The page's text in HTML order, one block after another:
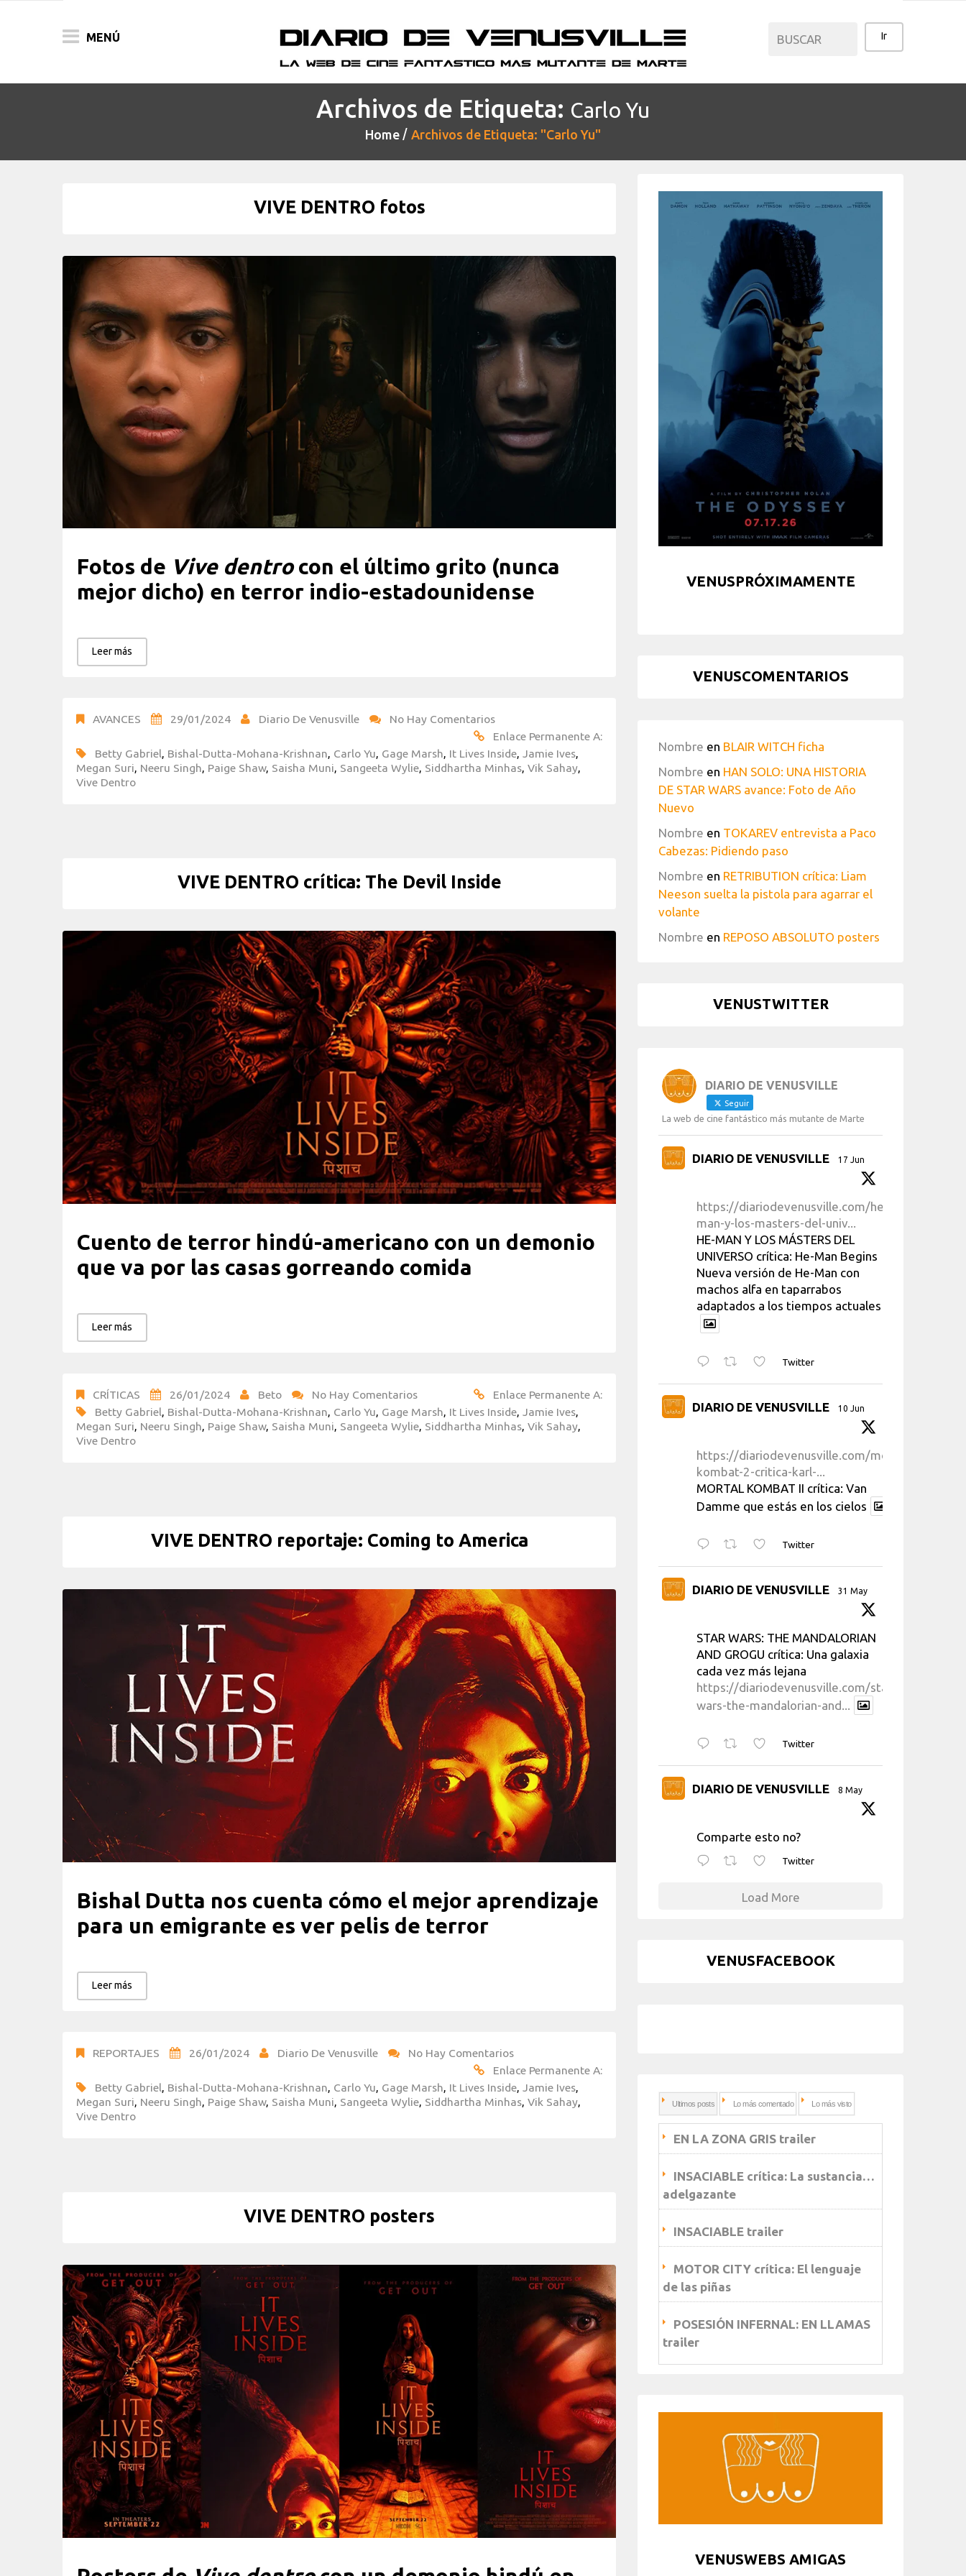
MENÚ
Archivos de Etiqueta: Carlo Yu
Home Archivos de Etiqueta: "Carlo Yu"
VIVE DENTRO fotos
Fotos de Vive dentrocon el último grito (nunca
mejor dicho) en terror indio-estadounidense
Leer más
AVANCES 29/01/2024 Diario De Venusville
No Hay Comentarios
Enlace Permanente A:
Betty Gabriel, Bishal-Dutta-Mohana-Krishnan, Carlo Yu, Gage Marsh, It Lives Inside, Jamie Ives,
Megan Suri, Neeru Singh, Paige Shaw, Saisha Muni, Sangeeta Wylie, Siddhartha Minhas, Vik Sahay,
Vive Dentro
VIVE DENTRO crítica: The Devil Inside
Cuento de terror hindú-americano con un demonio
que va por las casas gorreando comida
Leer más
CRÍTICAS 26/01/2024 Beto No Hay Comentarios
Enlace Permanente A:
Betty Gabriel, Bishal-Dutta-Mohana-Krishnan, Carlo Yu, Gage Marsh, It Lives Inside, Jamie Ives,
Megan Suri, Neeru Singh, Paige Shaw, Saisha Muni, Sangeeta Wylie, Siddhartha Minhas, Vik Sahay,
Vive Dentro
VIVE DENTRO reportaje: Coming to America
Bishal Dutta nos cuenta cómo el mejor aprendizaje
para un emigrante es ver pelis de terror
Leer más
REPORTAJES 26/01/2024 Diario De Venusville
No Hay Comentarios
Enlace Permanente A:
Betty Gabriel Bishal-Dutta-Mohana-Krishnan Carlo Yu Gage Marsh It Lives Inside Jamie Ives
Megan Suri Neeru Singh Paige Shaw, Saisha Muni Sangeeta Wylie Siddhartha Minhas Vik Sahay
Vive Dentro
VIVE DENTRO posters
VENUSPRÓXIMAMENTE
VENUSCOMENTARIOS
Nombre en BLAIR WITCH ficha
Nombre en HAN SOLO: UNA HISTORIA
DE STAR WARS avance: Foto de Año
Nuevo
Nombre en TOKAREV entrevista a Paco
Cabezas: Pidiendo paso
Nombre en RETRIBUTION crítica: Liam
Neeson suelta la pistola para agarrar el
volante
Nombre en REPOSO ABSOLUTO posters
VENUSTWITTER
DIARIO DE VENUSVILLE
Seguir
La web de cine fantástico más mutante de Marte
DIARIO DE VENUSVILLE 17 Jun
https://diariodevenusville.com/he-
man-y-los-masters-del-univ...
HE-MAN Y LOS MÁSTERS DEL
UNIVERSO crítica: He-Man Begins
Nueva versión de He-Man con
machos alfa en taparrabos
adaptados a los tiempos actuales
Twitter
DIARIO DE VENUSVILLE 10 Jun
https://diariodevenusville.com/mortal-
kombat-2-critica-karl-...
MORTAL KOMBAT II crítica: Van
Damme que estás en los cielos
Twitter
DIARIO DE VENUSVILLE 31 May
STAR WARS: THE MANDALORIAN
AND GROGU crítica: Una galaxia
cada vez más lejana
https://diariodevenusville.com/star-
wars-the-mandalorian-and...
Twitter
DIARIO DE VENUSVILLE 8 May
Comparte esto no?
Twitter
Load More
VENUSFACEBOOK
Ultimos posts Lo más comentado Lo más visto
EN LA ZONA GRIS trailer
INSACIABLE crítica: La sustancia…
adelgazante
INSACIABLE trailer
MOTOR CITY crítica: El lenguaje
de las piñas
POSESIÓN INFERNAL: EN LLAMAS
trailer
VENUSWEBS AMIGAS